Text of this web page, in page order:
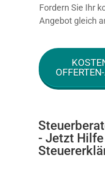
Fordern Sie Ihr
Angebot gleich
- Jetzt